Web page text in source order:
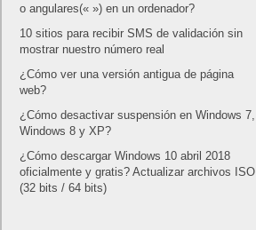
o angulares(« ») en un ordenador?
10 sitios para recibir SMS de validación sin
mostrar nuestro número real
¿Cómo ver una versión antigua de página
web?
¿Cómo desactivar suspensión en Windows 7,
Windows 8 y XP?
¿Cómo descargar Windows 10 abril 2018
oficialmente y gratis? Actualizar archivos ISO
(32 bits / 64 bits)